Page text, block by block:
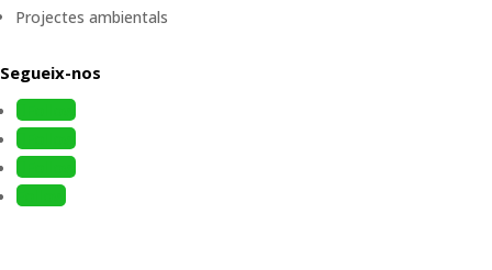
Projectes ambientals
Segueix-nos
Follow
Follow
Follow
Follow